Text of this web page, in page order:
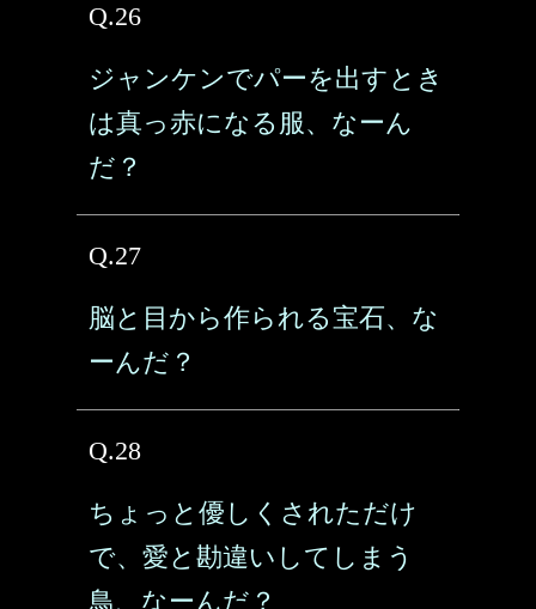
Q.26
ジャンケンでパーを出すとき
は真っ赤になる服、なーん
だ？
Q.27
脳と目から作られる宝石、な
ーんだ？
Q.28
ちょっと優しくされただけ
で、愛と勘違いしてしまう
鳥、なーんだ？